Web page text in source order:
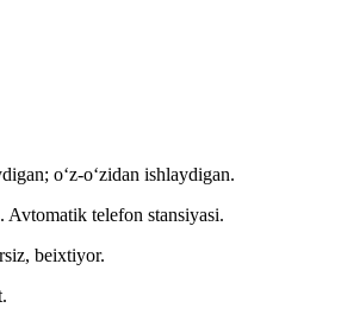
oʻz-oʻzidan ishlaydigan.
Avtomatik telefon stansiyasi.
beixtiyor.